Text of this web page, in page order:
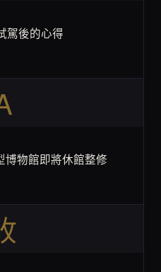
駕後的心得
博物館即將休館整修